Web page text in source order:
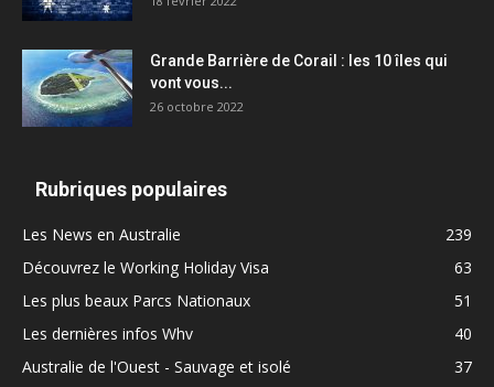
Grande Barrière de Corail : les 10 îles qui
vont vous...
26 octobre 2022
Rubriques populaires
Les News en Australie
239
Découvrez le Working Holiday Visa
63
Les plus beaux Parcs Nationaux
51
Les dernières infos Whv
40
Australie de l'Ouest - Sauvage et isolé
37